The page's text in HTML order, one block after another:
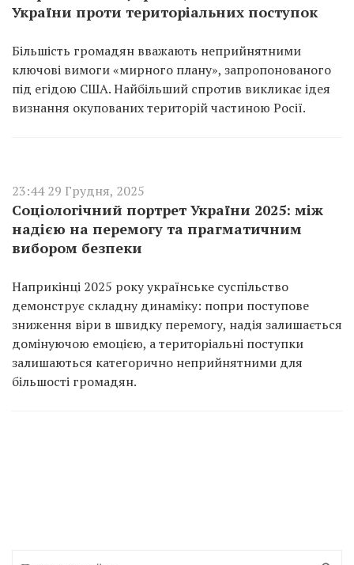
України проти територіальних поступок
Більшість громадян вважають неприйнятними
ключові вимоги «мирного плану», запропонованого
під егідою США. Найбільший спротив викликає ідея
визнання окупованих територій частиною Росії.
23:44 29 Грудня, 2025
Соціологічний портрет України 2025: між
надією на перемогу та прагматичним
вибором безпеки
Наприкінці 2025 року українське суспільство
демонструє складну динаміку: попри поступове
зниження віри в швидку перемогу, надія залишається
домінуючою емоцією, а територіальні поступки
залишаються категорично неприйнятними для
більшості громадян.